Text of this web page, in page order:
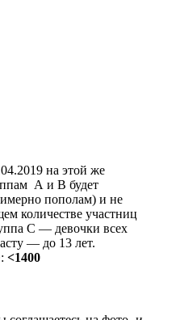
на этой же
А и B будет
пополам) и не
количестве участниц
С — девочки всех
— до 13 лет.
<1400